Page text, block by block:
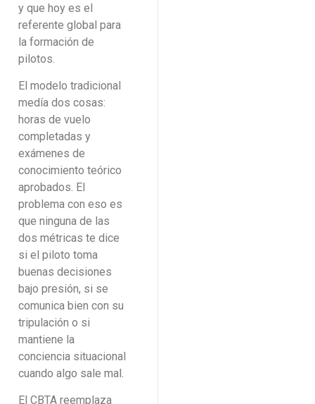
y que hoy es el
referente global para
la formación de
pilotos.
El modelo tradicional
medía dos cosas:
horas de vuelo
completadas y
exámenes de
conocimiento teórico
aprobados. El
problema con eso es
que ninguna de las
dos métricas te dice
si el piloto toma
buenas decisiones
bajo presión, si se
comunica bien con su
tripulación o si
mantiene la
conciencia situacional
cuando algo sale mal.
El CBTA reemplaza